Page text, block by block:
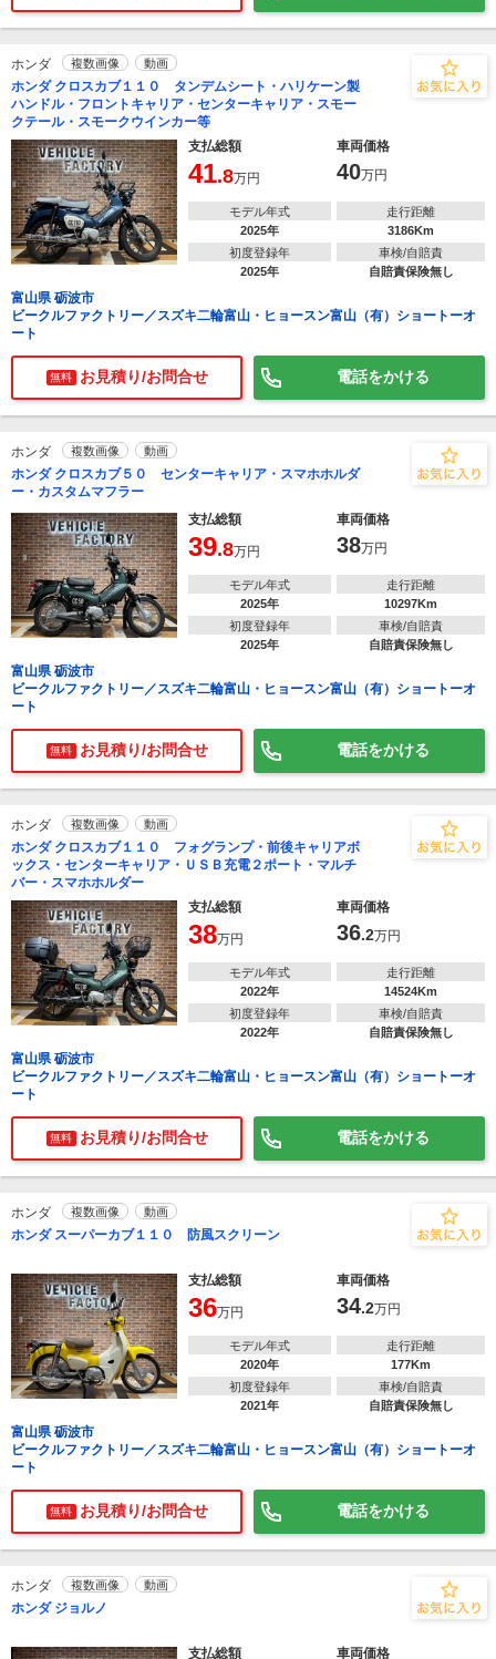
ホンダ 複数画像 動画
ホンダ クロスカブ１１０ タンデムシート・ハリケーン製
ハンドル・フロントキャリア・センターキャリア・スモー
クテール・スモークウインカー等
支払総額
車両価格
41.8万円 40万円
モデル年式
2025年
走行距離
3186Km
初度登録年
2025年
車検/自賠責
自賠責保険無し
富山県 砺波市
ビークルファクトリー／スズキ二輪富山・ヒョースン富山（有）ショートーオ
ート
無料 お見積り/お問合せ 電話をかける
ホンダ 複数画像 動画
ホンダ クロスカブ５０ センターキャリア・スマホホルダ
ー・カスタムマフラー
支払総額
車両価格
39.8万円 38万円
モデル年式
2025年
走行距離
10297Km
初度登録年
2025年
車検/自賠責
自賠責保険無し
富山県 砺波市
ビークルファクトリー／スズキ二輪富山・ヒョースン富山（有）ショートーオ
ート
無料 お見積り/お問合せ 電話をかける
ホンダ 複数画像 動画
ホンダ クロスカブ１１０ フォグランプ・前後キャリアボ
ックス・センターキャリア・ＵＳＢ充電２ポート・マルチ
バー・スマホホルダー
支払総額
車両価格
38万円 36.2万円
モデル年式
2022年
走行距離
14524Km
初度登録年
2022年
車検/自賠責
自賠責保険無し
富山県 砺波市
ビークルファクトリー／スズキ二輪富山・ヒョースン富山（有）ショートーオ
ート
無料 お見積り/お問合せ 電話をかける
ホンダ 複数画像 動画
ホンダ スーパーカブ１１０ 防風スクリーン
支払総額 車両価格
36万円 34.2万円
モデル年式
2020年
走行距離
177Km
初度登録年
2021年
車検/自賠責
自賠責保険無し
富山県 砺波市
ビークルファクトリー／スズキ二輪富山・ヒョースン富山（有）ショートーオ
ート
無料 お見積り/お問合せ 電話をかける
ホンダ 複数画像 動画
ホンダ ジョルノ
支払総額 車両価格